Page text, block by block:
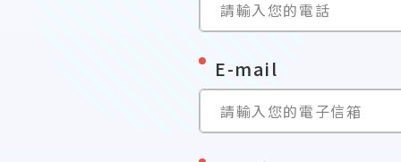
請輸入您的電話
E-mail
*
請輸入您的電子信箱